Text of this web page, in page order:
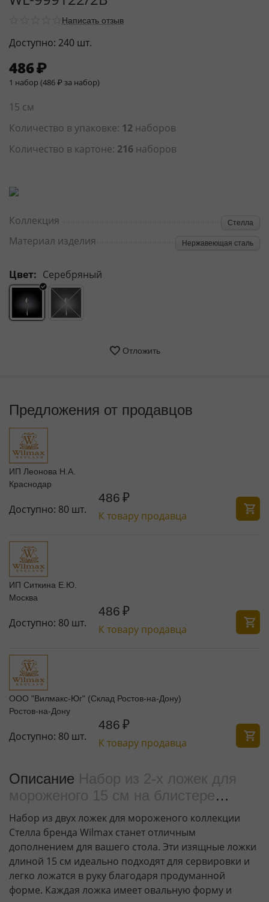
Написать отзыв
Доступно: 240 шт.
486₽
1 набор (486₽за набор)
15 см
Количество в упаковке: 12 наборов
Количество в картоне: 216 наборов
Коллекция Стелла
Материал изделия Нержавеющая сталь
Цвет: Серебряный
Отложить
Предложения от продавцов
ИП Леонова Н.А.
Краснодар
Доступно: 80 шт.
486 ₽
К товару продавца
ИП Ситкина Е.Ю.
Москва
Доступно: 80 шт.
486 ₽
К товару продавца
ООО "Вилмакс-Юг" (Склад Ростов-на-Дону)
Ростов-на-Дону
Доступно: 80 шт.
486 ₽
К товару продавца
Описание Набор из 2-х ложек для
мороженого 15 см на блистере
WL‑999122/2B
Набор из двух ложек для мороженого коллекции
Стелла бренда Wilmax станет отличным
дополнением для вашего стола. Эти изящные ложки
длиной 15 см идеально подходят для сервировки и
легко ложатся в руку благодаря продуманной
форме. Каждая ложка имеет овальную форму и